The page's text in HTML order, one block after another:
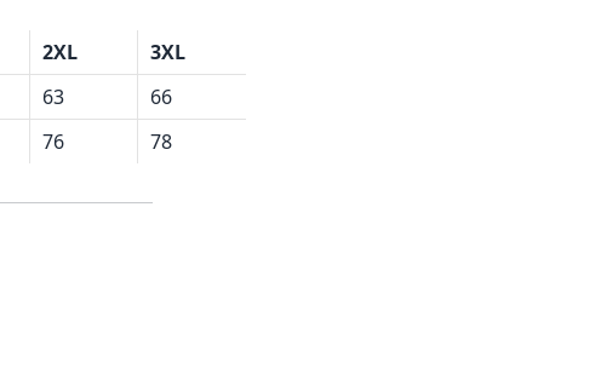
2XL
3XL
63
66
76 78